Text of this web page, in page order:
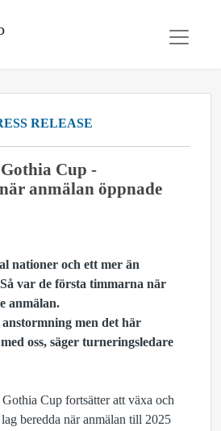
RELEASE
Cup -
anmälan öppnade
nationer och ett mer än
var de första timmarna när
anmälan.
men det här
oss, säger turneringsledare
Cup fortsätter att växa och
beredda när anmälan till 2025